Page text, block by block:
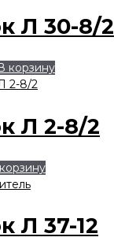
Л 30-8/2
корзину
Л 2-8/2
Л 37-12